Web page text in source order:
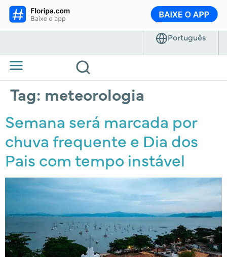
Tag: meteorologia
Semana será marcada por
chuva frequente e Dia dos
Pais com tempo instável